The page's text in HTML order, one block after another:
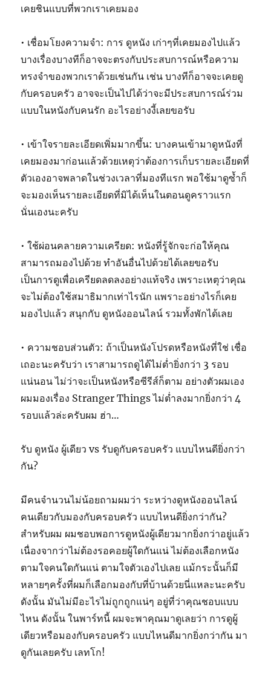
เคยชินแบบที่พวกเราเคยมอง
• เชื่อมโยงความจำ: การ ดูหนัง เก่าๆที่เคยมองไปแล้ว
บางเรื่องบางทีก็อาจจะตรงกับประสบการณ์หรือความ
ทรงจำของพวกเราด้วยเช่นกัน เช่น บางทีก็อาจจะเคยดู
กับครอบครัว อาจจะเป็นไปได้ว่าจะมีประสบการณ์ร่วม
แบบในหนังกับคนรัก อะไรอย่างงี้เลยขอรับ
• เข้าใจรายละเอียดเพิ่มมากขึ้น: บางคนเข้ามาดูหนังที่
เคยมองมาก่อนแล้วด้วยเหตุว่าต้องการเก็บรายละเอียดที่
ตัวเองอาจพลาดในช่วงเวลาที่มองทีแรก พอใช้มาดูซ้ำก็
จะมองเห็นรายละเอียดที่มิได้เห็นในตอนดูคราวแรก
นั่นเองนะครับ
• ใช้ผ่อนคลายความเครียด: หนังที่รู้จักจะก่อให้คุณ
สามารถมองไปด้วย ทำอันอื่นไปด้วยได้เลยขอรับ
เป็นการดูเพื่อเครียดลดลงอย่างแท้จริง เพราะเหตุว่าคุณ
จะไม่ต้องใช้สมาธิมากเท่าไรนัก แพราะอย่างไรก็เคย
มองไปแล้ว สนุกกับ ดูหนังออนไลน์ รวมทั้งพักได้เลย
• ความชอบส่วนตัว: ถ้าเป็นหนังโปรดหรือหนังที่ใช่ เชื่อ
เถอะนะครับว่า เราสามารถดูได้ไม่ต่ำยิ่งกว่า 3 รอบ
แน่นอน ไม่ว่าจะเป็นหนังหรือซีรีส์ก็ตาม อย่างตัวผมเอง
ผมมองเรื่อง Stranger Things ไม่ต่ำลงมากยิ่งกว่า 4
รอบแล้วล่ะครับผม ฮ่า…
รับ ดูหนัง ผู้เดียว vs รับดูกับครอบครัว แบบไหนดียิ่งกว่า
กัน?
มีคนจำนวนไม่น้อยถามผมว่า ระหว่างดูหนังออนไลน์
คนเดียวกับมองกับครอบครัว แบบไหนดียิ่งกว่ากัน?
สำหรับผม ผมชอบพอการดูหนังผู้เดียวมากยิ่งกว่าอยู่แล้ว
เนื่องจากว่าไม่ต้องรอคอยผู้ใดกันแน่ ไม่ต้องเลือกหนัง
ตามใจคนใดกันแน่ ตามใจตัวเองไปเลย แม้กระนั้นก็มี
หลายๆครั้งที่ผมก็เลือกมองกับที่บ้านด้วยนี่แหละนะครับ
ดังนั้น มันไม่มีอะไรไม่ถูกถูกแน่ๆ อยู่ที่ว่าคุณชอบแบบ
ไหน ดังนั้น ในพาร์ทนี้ ผมจะพาคุณมาดูเลยว่า การดูผู้
เดียวหรือมองกับครอบครัว แบบไหนดีมากยิ่งกว่ากัน มา
ดูกันเลยครับ เลทโก!